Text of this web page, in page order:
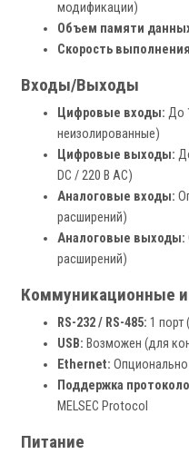
модификации)
Объем памяти
Скорость
Входы/Выходы
Цифровые входы: До
неизолированные)
Цифровые выходы:
DC / 220 В AC)
Аналоговые входы:
расширений)
Аналоговые выходы:
расширений)
Коммуникационные
RS-232 / RS-485: 1 порт
USB: Возможен (для
Ethernet:
Поддержка
MELSEC Protocol
Питание